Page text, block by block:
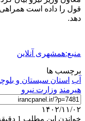
قول را داده است
دهد.
منبع:همشهری آنلاین
برچسب ها
آب استان سیستان و
هيرمند وزارت نیرو
۱۴۰۲/۱۱/۰۲
خواندن این مطلب 1 دقیقه زمان میبرد